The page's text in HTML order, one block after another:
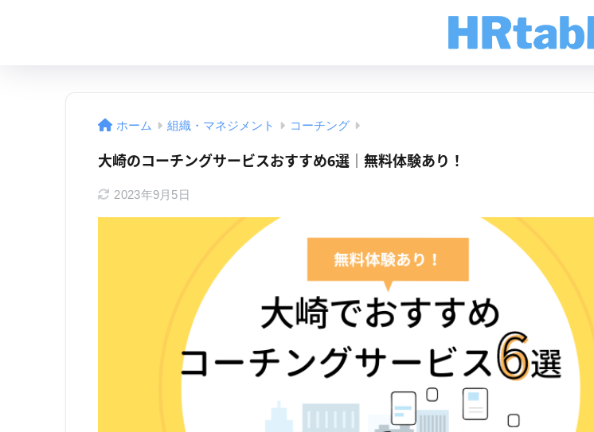
ホーム 組織・マネジメント コーチング
大崎のコーチングサービスおすすめ6選｜無料体験あり！
2023年9月5日